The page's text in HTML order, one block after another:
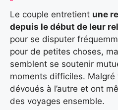
Le couple entretient une
depuis le début de leur
pour se disputer
pour de petites choses,
semblent se soutenir
moments difficiles.
dévoués à l’autre et ont
des voyages ensemble.